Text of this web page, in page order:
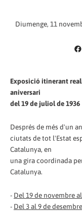
Diumenge, 11
Exposició itinerant
aniversari
del 19 de juliol de 1936
Després de més d'un
ciutats de tot l'Estat
Catalunya, en
una gira coordinada
Catalunya.
- Del 19 de novembre
- Del 3 al 9 de